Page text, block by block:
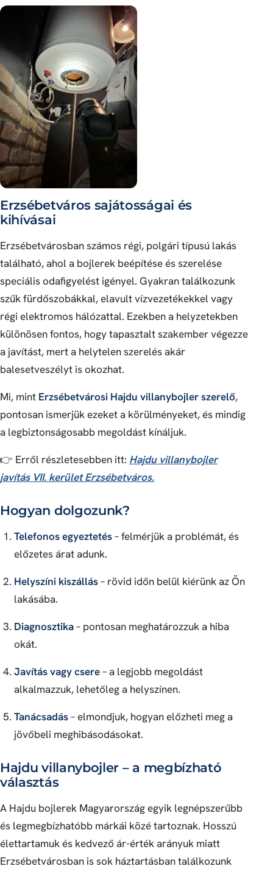
Erzsébetváros sajátosságai és
kihívásai
Erzsébetvárosban számos régi, polgári típusú lakás
található, ahol a bojlerek beépítése és szerelése
speciális odafigyelést igényel. Gyakran találkozunk
szűk fürdőszobákkal, elavult vízvezetékekkel vagy
régi elektromos hálózattal. Ezekben a helyzetekben
különösen fontos, hogy tapasztalt szakember végezze
a javítást, mert a helytelen szerelés akár
balesetveszélyt is okozhat.
Mi, mint Erzsébetvárosi Hajdu villanybojler szerelő,
pontosan ismerjük ezeket a körülményeket, és mindig
a legbiztonságosabb megoldást kínáljuk.
👉 Erről részletesebben itt: Hajdu villanybojler
javítás VII. kerület Erzsébetváros.
Hogyan dolgozunk?
Telefonos egyeztetés– felmérjük a problémát, és
előzetes árat adunk.
Helyszíni kiszállás– rövid időn belül kiérünk az Ön
lakásába.
Diagnosztika– pontosan meghatározzuk a hiba
okát.
Javítás vagy csere– a legjobb megoldást
alkalmazzuk, lehetőleg a helyszínen.
Tanácsadás– elmondjuk, hogyan előzheti meg a
jövőbeli meghibásodásokat.
Hajdu villanybojler – a megbízható
választás
A Hajdu bojlerek Magyarország egyik legnépszerűbb
és legmegbízhatóbb márkái közé tartoznak. Hosszú
élettartamuk és kedvező ár-érték arányuk miatt
Erzsébetvárosban is sok háztartásban találkozunk